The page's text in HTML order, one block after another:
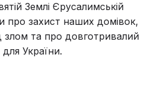
Землі Єрусалимській
про захист наших домівок,
злом та про довготривалий
України.